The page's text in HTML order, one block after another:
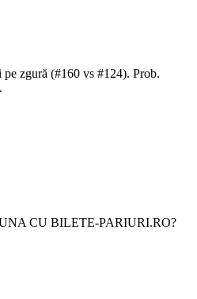
zgură (#160 vs #124). Prob.
CU BILETE-PARIURI.RO?